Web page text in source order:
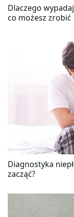
Dlaczego
co możesz zrobić
Diagnostyka
zacząć?